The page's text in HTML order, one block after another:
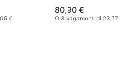
€
80,90 €
O 3 pagamenti di 23,77 €